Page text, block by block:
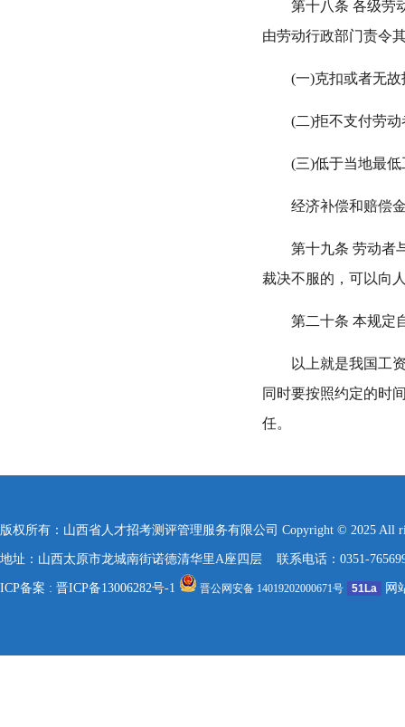
第十八条 各级劳动
由劳动行政部门责令
(一)克扣或者无故
(二)拒不支付劳动
(三)低于当地最低
经济补偿和赔偿金
第十九条 劳动者与
裁决不服的，可以向
第二十条 本规定自
以上就是我国工资
同时要按照约定的时
任。
版权所有：山西省人才招考测评管理服务有限公司 Copyright © 2025 All
地址：山西太原市龙城南街诺德清华里A座四层 联系电话：0351-
ICP备案 : 晋ICP备13006282号-1 晋公网安备 14019202000671号 51La 网